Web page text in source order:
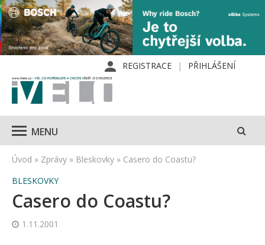
REGISTRACE PŘIHLÁŠENÍ
MENU
Úvod » Zprávy » Bleskovky » Casero do Coastu?
BLESKOVKY
Casero do Coastu?
1.11.2001